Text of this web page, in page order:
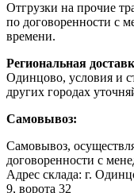
Отгрузки на прочие
по договоренности с
времени.
Региональная
Одинцово, условия и
других городах
Самовывоз:
Самовывоз,
договоренности с
Адрес склада: г.
9, ворота 32